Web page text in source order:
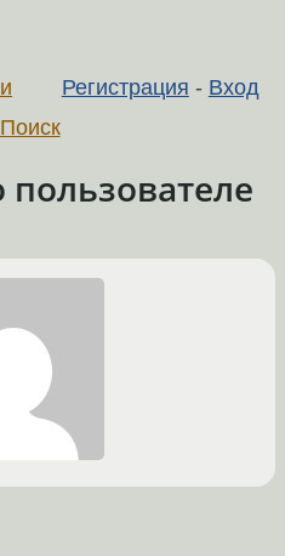
Регистрация - Вход
Поиск